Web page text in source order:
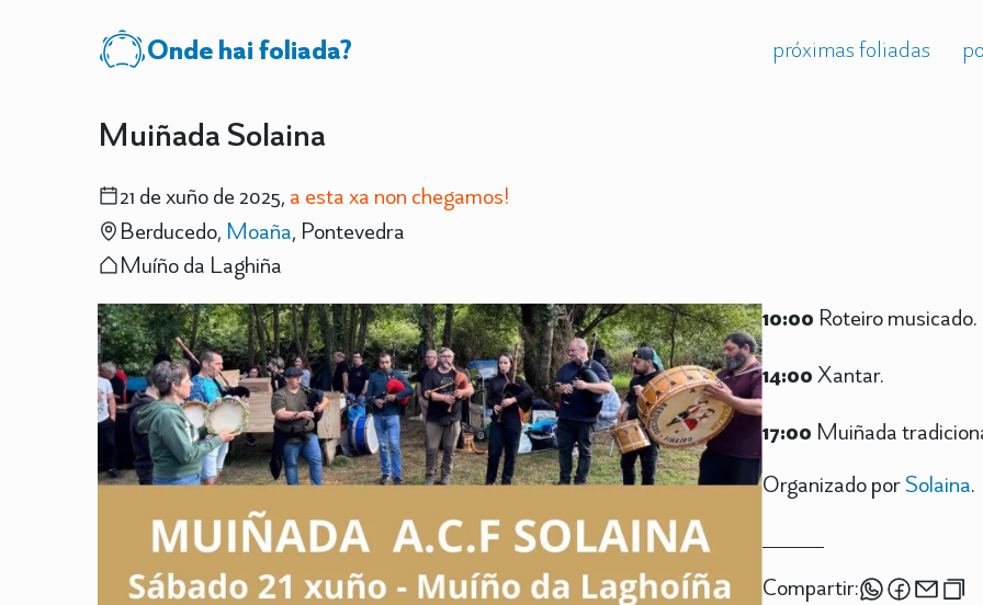
Onde hai foliada? próximas foliadas
Muiñada Solaina
21 de xuño de 2025, a esta xa non chegamos!
Berducedo, Moaña, Pontevedra
Muíño da Laghiña
10:00 Roteiro musicado.
14:00Xantar.
17:00 Muiñada
Organizado porSolaina.
Compartir: